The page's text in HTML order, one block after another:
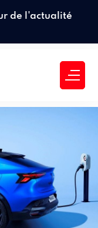
de l'actualité